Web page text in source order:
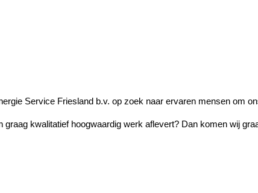
Service Friesland b.v. op zoek naar ervaren mensen om
kwalitatief hoogwaardig werk aflevert? Dan komen wij